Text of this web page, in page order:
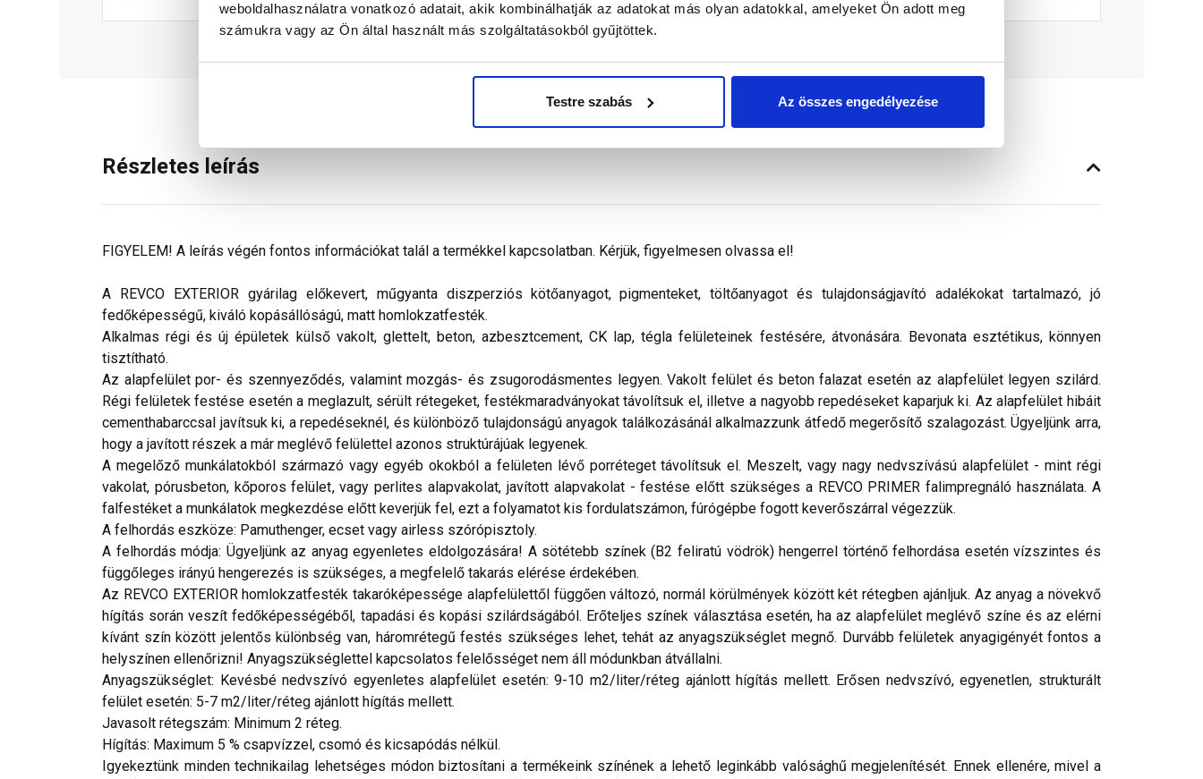
weboldalhasználatra vonatkozó adatait, akik kombinálhatják az adatokat más olyan adatokkal, amelyeket Ön adott meg
számukra vagy az Ön által használt más szolgáltatásokból gyűjtöttek.
Testre szabás Az összes engedélyezése
Részletes leírás
FIGYELEM! A leírás végén fontos információkat talál a termékkel kapcsolatban. Kérjük, figyelmesen olvassa el!
A REVCO EXTERIOR gyárilag előkevert, műgyanta diszperziós kötőanyagot, pigmenteket, töltőanyagot és tulajdonságjavító adalékokat tartalmazó, jó
fedőképességű, kiváló kopásállóságú, matt homlokzatfesték.
Alkalmas régi és új épületek külső vakolt, glettelt, beton, azbesztcement, CK lap, tégla felületeinek festésére, átvonására. Bevonata esztétikus, könnyen
tisztítható.
Az alapfelület por- és szennyeződés, valamint mozgás- és zsugorodásmentes legyen. Vakolt felület és beton falazat esetén az alapfelület legyen szilárd.
Régi felületek festése esetén a meglazult, sérült rétegeket, festékmaradványokat távolítsuk el, illetve a nagyobb repedéseket kaparjuk ki. Az alapfelület hibáit
cementhabarccsal javítsuk ki, a repedéseknél, és különböző tulajdonságú anyagok találkozásánál alkalmazzunk átfedő megerősítő szalagozást. Ügyeljünk arra,
hogy a javított részek a már meglévő felülettel azonos struktúrájúak legyenek.
A megelőző munkálatokból származó vagy egyéb okokból a felületen lévő porréteget távolítsuk el. Meszelt, vagy nagy nedvszívású alapfelület - mint régi
vakolat, pórusbeton, kőporos felület, vagy perlites alapvakolat, javított alapvakolat - festése előtt szükséges a REVCO PRIMER falimpregnáló használata. A
falfestéket a munkálatok megkezdése előtt keverjük fel, ezt a folyamatot kis fordulatszámon, fúrógépbe fogott keverőszárral végezzük.
A felhordás eszköze: Pamuthenger, ecset vagy airless szórópisztoly.
A felhordás módja: Ügyeljünk az anyag egyenletes eldolgozására! A sötétebb színek (B2 feliratú vödrök) hengerrel történő felhordása esetén vízszintes és
függőleges irányú hengerezés is szükséges, a megfelelő takarás elérése érdekében.
Az REVCO EXTERIOR homlokzatfesték takaróképessége alapfelülettől függően változó, normál körülmények között két rétegben ajánljuk. Az anyag a növekvő
hígítás során veszít fedőképességéből, tapadási és kopási szilárdságából. Erőteljes színek választása esetén, ha az alapfelület meglévő színe és az elérni
kívánt szín között jelentős különbség van, háromrétegű festés szükséges lehet, tehát az anyagszükséglet megnő. Durvább felületek anyagigényét fontos a
helyszínen ellenőrizni! Anyagszükséglettel kapcsolatos felelősséget nem áll módunkban átvállalni.
Anyagszükséglet: Kevésbé nedvszívó egyenletes alapfelület esetén: 9-10 m2/liter/réteg ajánlott hígítás mellett. Erősen nedvszívó, egyenetlen, strukturált
felület esetén: 5-7 m2/liter/réteg ajánlott hígítás mellett.
Javasolt rétegszám: Minimum 2 réteg.
Hígítás: Maximum 5 % csapvízzel, csomó és kicsapódás nélkül.
Igyekeztünk minden technikailag lehetséges módon biztosítani a termékeink színének a lehető leginkább valósághű megjelenítését. Ennek ellenére, mivel a